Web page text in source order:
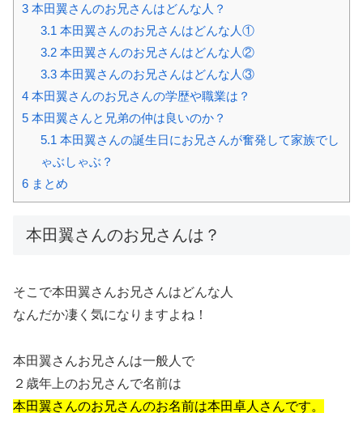
3 本田翼さんのお兄さんはどんな人？
3.1 本田翼さんのお兄さんはどんな人①
3.2本田翼さんのお兄さんはどんな人②
3.3本田翼さんのお兄さんはどんな人③
4 本田翼さんのお兄さんの学歴や職業は？
5 本田翼さんと兄弟の仲は良いのか？
5.1 本田翼さんの誕生日にお兄さんが奮発して家族でし
ゃぶしゃぶ？
6 まとめ
本田翼さんのお兄さんは？
そこで本田翼さんお兄さんはどんな人
なんだか凄く気になりますよね！
本田翼さんお兄さんは一般人で
２歳年上のお兄さんで名前は
本田翼さんのお兄さんのお名前は本田卓人さんです。